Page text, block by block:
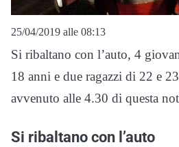
25/04/2019 alle 08:13
Si ribaltano con l’auto, 4
18 anni e due ragazzi di 22 e
avvenuto alle 4.30 di questa
Si ribaltano con l’auto